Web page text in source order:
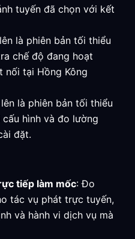
tuyến đã chọn với kết
là phiên bản tối thiểu
chế độ đang hoạt
nối tại Hồng Kông
là phiên bản tối thiểu
hình và đo lường
đặt.
tiếp làm mốc: Đo
tác vụ phát trực tuyến,
và hành vi dịch vụ mà